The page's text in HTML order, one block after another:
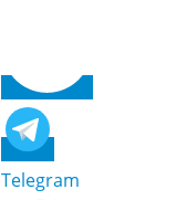
Telegram